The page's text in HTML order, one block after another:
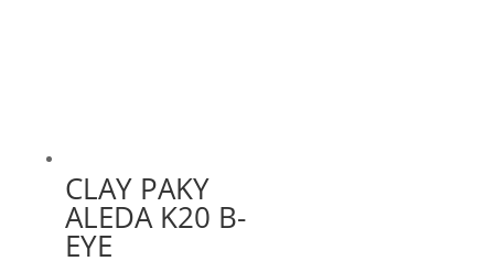
CLAY PAKY
ALEDA K20 B-
EYE